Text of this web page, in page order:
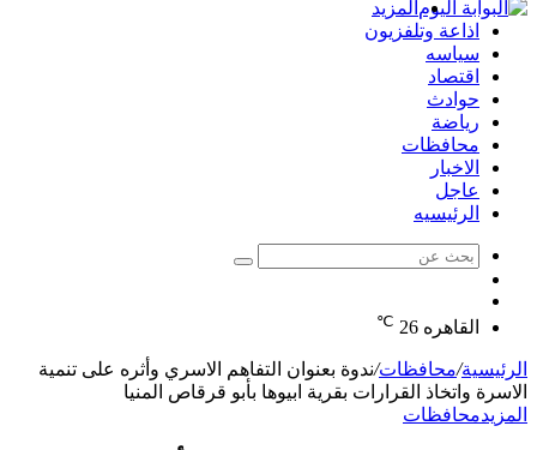
المزيد
اذاعة وتلفزيون
سياسه
اقتصاد
حوادث
رياضة
محافظات
الاخبار
عاجل
الرئيسيه
بحث
عشوائي
القاهره 26
℃
الرئيسية/محافظات/ندوة بعنوان التفاهم الاسري وأثره على تنمية
الاسرة واتخاذ القرارات بقرية ابيوها بأبو قرقاص المنيا
المزيدمحافظات